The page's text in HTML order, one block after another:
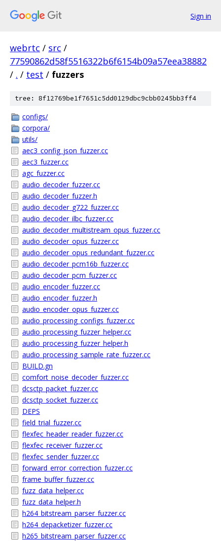
Sign in
webrtc / src /
77590862d58f5516322b6f6154b09a57eea38882
/ . / test / fuzzers
tree: 8f12769be1f7651c5dd0129dbc9cbb0245bb3ff4
configs/
corpora/
utils/
aec3_config_json_fuzzer.cc
aec3_fuzzer.cc
agc_fuzzer.cc
audio_decoder_fuzzer.cc
audio_decoder_fuzzer.h
audio_decoder_g722_fuzzer.cc
audio_decoder_ilbc_fuzzer.cc
audio_decoder_multistream_opus_fuzzer.cc
audio_decoder_opus_fuzzer.cc
audio_decoder_opus_redundant_fuzzer.cc
audio_decoder_pcm16b_fuzzer.cc
audio_decoder_pcm_fuzzer.cc
audio_encoder_fuzzer.cc
audio_encoder_fuzzer.h
audio_encoder_opus_fuzzer.cc
audio_processing_configs_fuzzer.cc
audio_processing_fuzzer_helper.cc
audio_processing_fuzzer_helper.h
audio_processing_sample_rate_fuzzer.cc
BUILD.gn
comfort_noise_decoder_fuzzer.cc
dcsctp_packet_fuzzer.cc
dcsctp_socket_fuzzer.cc
DEPS
field_trial_fuzzer.cc
flexfec_header_reader_fuzzer.cc
flexfec_receiver_fuzzer.cc
flexfec_sender_fuzzer.cc
forward_error_correction_fuzzer.cc
frame_buffer_fuzzer.cc
fuzz_data_helper.cc
fuzz_data_helper.h
h264_bitstream_parser_fuzzer.cc
h264_depacketizer_fuzzer.cc
h265_bitstream_parser_fuzzer.cc